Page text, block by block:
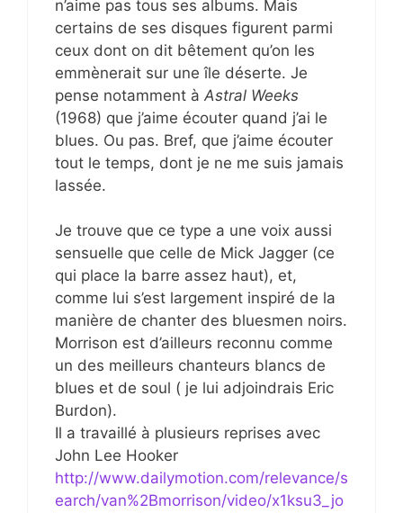
n’aime pas tous ses albums. Mais
certains de ses disques figurent parmi
ceux dont on dit bêtement qu’on les
emmènerait sur une île déserte. Je
pense notamment à Astral Weeks
(1968) que j’aime écouter quand j’ai le
blues. Ou pas. Bref, que j’aime écouter
tout le temps, dont je ne me suis jamais
lassée.
Je trouve que ce type a une voix aussi
sensuelle que celle de Mick Jagger (ce
qui place la barre assez haut), et,
comme lui s’est largement inspiré de la
manière de chanter des bluesmen noirs.
Morrison est d’ailleurs reconnu comme
un des meilleurs chanteurs blancs de
blues et de soul ( je lui adjoindrais Eric
Burdon).
Il a travaillé à plusieurs reprises avec
John Lee Hooker
http://www.dailymotion.com/relevance/s
earch/van%2Bmorrison/video/x1ksu3_jo